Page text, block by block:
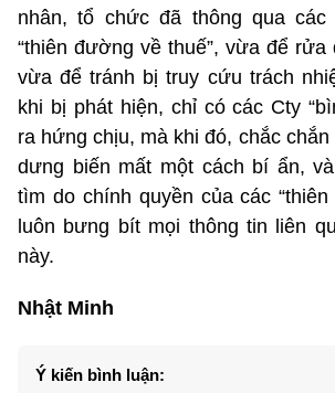
nhân, tổ chức đã thông qua
“thiên đường về thuế”, vừa để rửa
vừa để tránh bị truy cứu trách
khi bị phát hiện, chỉ có các Cty
ra hứng chịu, mà khi đó, chắc
dưng biến mất một cách bí ẩn,
tìm do chính quyền của các
luôn bưng bít mọi thông tin liên
này.
Nhật Minh
Ý kiến bình luận: